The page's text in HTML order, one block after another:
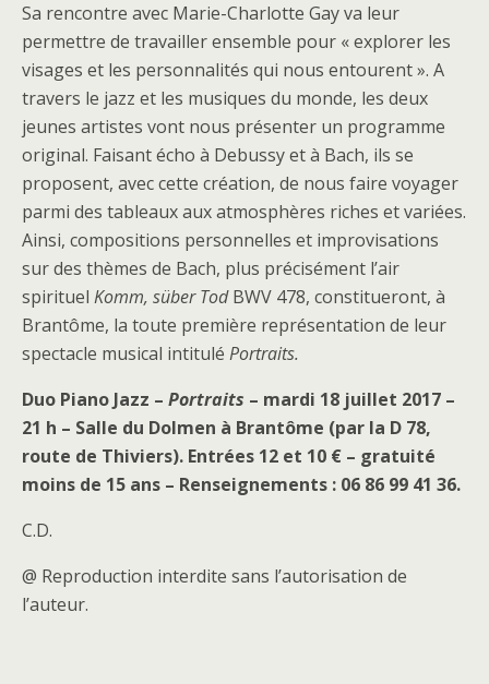
Sa rencontre avec Marie-Charlotte Gay va leur
permettre de travailler ensemble pour « explorer les
visages et les personnalités qui nous entourent ». A
travers le jazz et les musiques du monde, les deux
jeunes artistes vont nous présenter un programme
original. Faisant écho à Debussy et à Bach, ils se
proposent, avec cette création, de nous faire voyager
parmi des tableaux aux atmosphères riches et variées.
Ainsi, compositions personnelles et improvisations
sur des thèmes de Bach, plus précisément l’air
spirituel Komm, süber TodBWV 478, constitueront, à
Brantôme, la toute première représentation de leur
spectacle musical intitulé Portraits.
Duo Piano Jazz – Portraits – mardi 18 juillet 2017 –
21 h – Salle du Dolmen à Brantôme (par la D 78,
route de Thiviers). Entrées 12 et 10 € – gratuité
moins de 15 ans – Renseignements : 06 86 99 41 36.
C.D.
@ Reproduction interdite sans l’autorisation de
l’auteur.